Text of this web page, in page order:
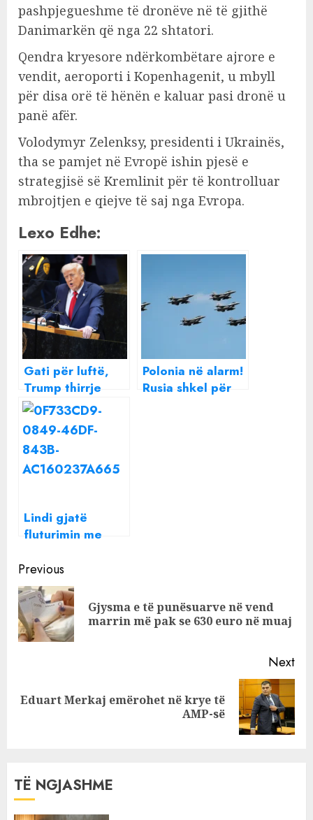
pashpjegueshme të dronëve në të gjithë
Danimarkën që nga 22 shtatori.
Qendra kryesore ndërkombëtare ajrore e
vendit, aeroporti i Kopenhagenit, u mbyll
për disa orë të hënën e kaluar pasi dronë u
panë afër.
Volodymyr Zelenksy, presidenti i Ukrainës,
tha se pamjet në Evropë ishin pjesë e
strategjisë së Kremlinit për të kontrolluar
mbrojtjen e qiejve të saj nga Evropa.
Lexo Edhe:
Gati për luftë,
Trump thirrje
shteteve të
rrëzojnë çdo
avion rus që
shkel hapësirën e
Polonia në alarm!
Rusia shkel për
Lindi gjatë
fluturimin me
merr bileta falas
për gjithë jetën
nga linja ajrore
Continue
Reading
Previous
Gjysma e të punësuarve në vend
marrin më pak se 630 euro në muaj
Next
Next
Eduart Merkaj emërohet në krye të
AMP-së
TË NGJASHME